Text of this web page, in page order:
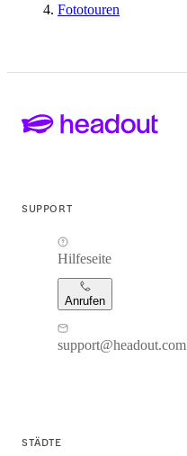
Fototouren
SUPPORT
Hilfeseite
Anrufen
support@headout.com
STÄDTE